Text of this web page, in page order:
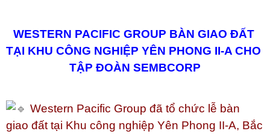
WESTERN PACIFIC GROUP BÀN GIAO ĐẤT
TẠI KHU CÔNG NGHIỆP YÊN PHONG II-A CHO
TẬP ĐOÀN SEMBCORP
Western Pacific Group đã tổ chức lễ bàn
giao đất tại Khu công nghiệp Yên Phong II-A, Bắc